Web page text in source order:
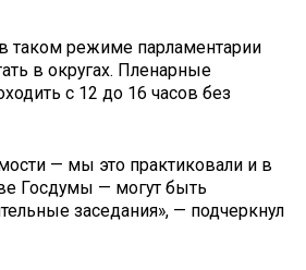
таком режиме парламентарии
в округах. Пленарные
с 12 до 16 часов без
— мы это практиковали и в
Госдумы — могут быть
заседания», — подчеркнул